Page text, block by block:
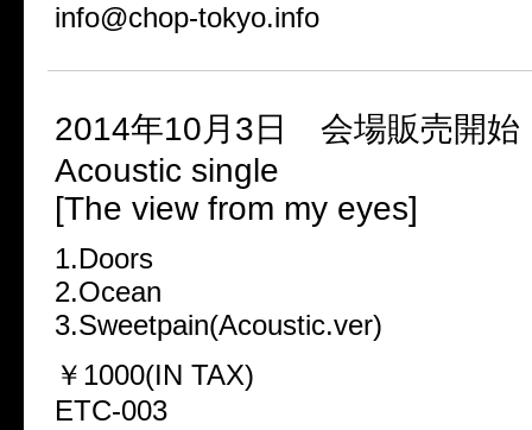
info@chop-tokyo.info
2014年10月3日 会場販売開始
Acoustic single
[The view from my eyes]
1.Doors
2.Ocean
3.Sweetpain(Acoustic.ver)
￥1000(IN TAX)
ETC-003